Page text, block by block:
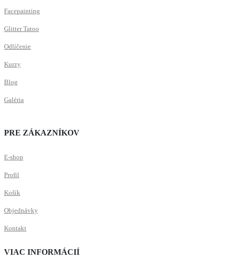
Facepainting
Glitter Tatoo
Odlíčenie
Kurzy
Blog
Galéria
PRE ZÁKAZNÍKOV
E-shop
Profil
Košík
Objednávky
Kontakt
VIAC INFORMÁCIÍ